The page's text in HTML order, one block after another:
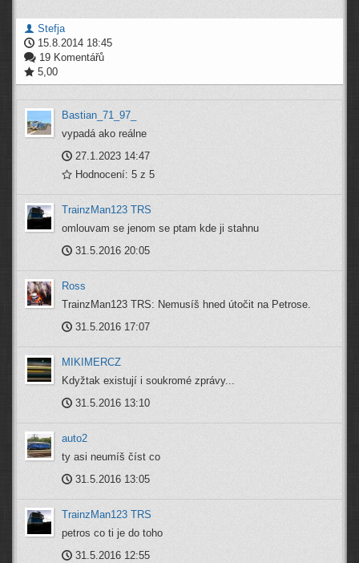
Stefja
15.8.2014 18:45
19 Komentářů
5,00
Bastian_71_97_
vypadá ako reálne
27.1.2023 14:47
Hodnocení: 5 z 5
TrainzMan123 TRS
omlouvam se jenom se ptam kde ji stahnu
31.5.2016 20:05
Ross
TrainzMan123 TRS: Nemusíš hned útočit na Petrose.
31.5.2016 17:07
MIKIMERCZ
Kdyžtak existují i soukromé zprávy...
31.5.2016 13:10
auto2
ty asi neumíš číst co
31.5.2016 13:05
TrainzMan123 TRS
petros co ti je do toho
31.5.2016 12:55